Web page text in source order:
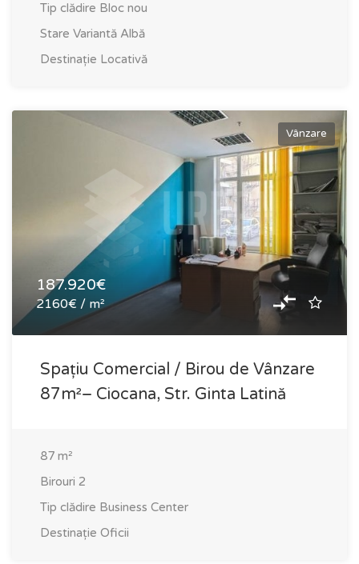
Tip clădire Bloc nou
Stare Variantă Albă
Destinație Locativă
Vânzare
187.920€
2160€ / m²
Spațiu Comercial / Birou de Vânzare
87m²– Ciocana, Str. Ginta Latină
87 m²
Birouri 2
Tip clădire Business Center
Destinație Oficii